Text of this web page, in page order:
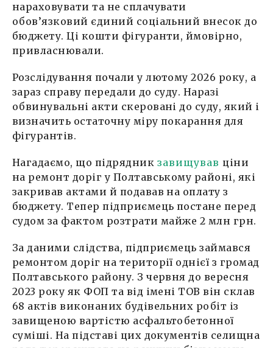
нараховувати та не сплачувати
обов’язковий єдиний соціальний внесок до
бюджету. Ці кошти фігуранти, ймовірно,
привласнювали.
Розслідування почали у лютому 2026 року, а
зараз справу передали до суду. Наразі
обвинувальні акти скеровані до суду, який і
визначить остаточну міру покарання для
фігурантів.
Нагадаємо, що підрядник завищував ціни
на ремонт доріг у Полтавському районі, які
закривав актами й подавав на оплату з
бюджету. Тепер підприємець постане перед
судом за фактом розтрати майже 2 млн грн.
За даними слідства, підприємець займався
ремонтом доріг на території однієї з громад
Полтавського району. З червня до вересня
2023 року як ФОП та від імені ТОВ він склав
68 актів виконаних будівельних робіт із
завищеною вартістю асфальтобетонної
суміші. На підставі цих документів селищна